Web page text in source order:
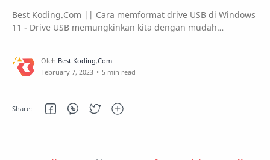
Best Koding.Com || Cara memformat drive USB di Windows
11 - Drive USB memungkinkan kita dengan mudah
5 min read